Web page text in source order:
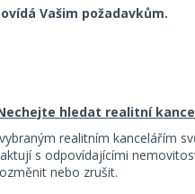
Vašim požadavkům.
hledat realitní
realitním kancelářím
s odpovídajícími
nebo zrušit.